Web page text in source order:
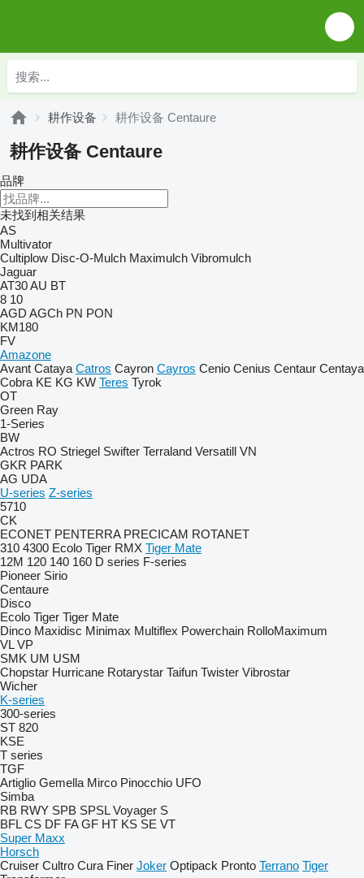
耕作设备 耕作设备 Centaure
耕作设备 Centaure
品牌
未找到相关结果
AS
Multivator
Cultiplow Disc-O-Mulch Maximulch Vibromulch
Jaguar
AT30AU BT
8 10
AGD AGCh PN PON
KM180
FV
Amazone
Avant Cataya Catros Cayron Cayros Cenio Cenius Centaur Centaya
Cobra KE KG KW Teres Tyrok
OT
Green Ray
1-Series
BW
Actros RO Striegel Swifter Terraland Versatill VN
GKR PARK
AG UDA
U-series Z-series
5710
CK
ECONET PENTERRA PRECICAM ROTANET
310 4300 Ecolo Tiger RMX Tiger Mate
12M 120 140 160 D series F-series
Pioneer Sirio
Centaure
Disco
Ecolo Tiger Tiger Mate
Dinco Maxidisc Minimax Multiflex Powerchain RolloMaximum
VL VP
SMK UM USM
Chopstar Hurricane Rotarystar Taifun Twister Vibrostar
Wicher
K-series
300-series
ST 820
KSE
T series
TGF
Artiglio Gemella Mirco Pinocchio UFO
Simba
RB RWY SPB SPSL Voyager S
BFL CS DF FA GF HT KS SE VT
Super Maxx
Horsch
Cruiser Cultro Cura Finer Joker Optipack Pronto Terrano Tiger